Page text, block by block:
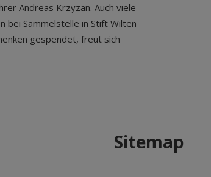
Andreas Krzyzan. Auch viele
bei Sammelstelle in Stift Wilten
gespendet, freut sich
Sitemap